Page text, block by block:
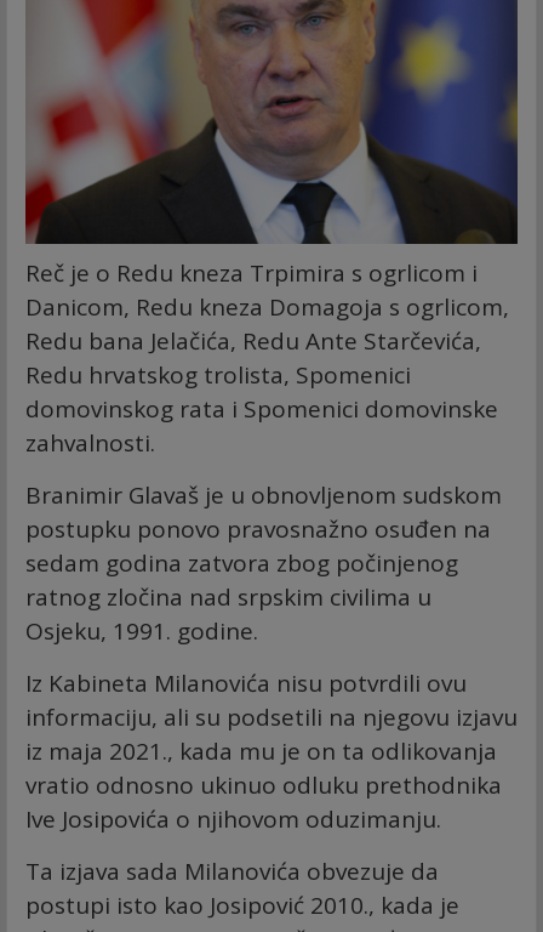
Reč je o Redu kneza Trpimira s ogrlicom i
Danicom, Redu kneza Domagoja s ogrlicom,
Redu bana Jelačića, Redu Ante Starčevića,
Redu hrvatskog trolista, Spomenici
domovinskog rata i Spomenici domovinske
zahvalnosti.
Branimir Glavaš je u obnovljenom sudskom
postupku ponovo pravosnažno osuđen na
sedam godina zatvora zbog počinjenog
ratnog zločina nad srpskim civilima u
Osjeku, 1991. godine.
Iz Kabineta Milanovića nisu potvrdili ovu
informaciju, ali su podsetili na njegovu izjavu
iz maja 2021., kada mu je on ta odlikovanja
vratio odnosno ukinuo odluku prethodnika
Ive Josipovića o njihovom oduzimanju.
Ta izjava sada Milanovića obvezuje da
postupi isto kao Josipović 2010., kada je